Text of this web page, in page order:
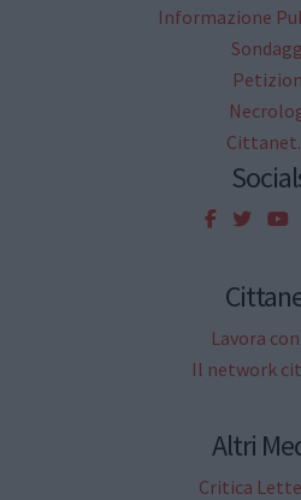
Informazione
Lavora
Il network
Altri
Critica